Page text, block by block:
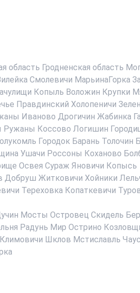
область Гродненская область
Смолевичи МарьинаГорка
Копыль Воложин Крупки
Правдинский Холопеничи
Иваново Дрогичин Жабинка
Ружаны Коссово Логишин
Городок Барань Толочин
Ушачи Россоны Коханово
Освея Сураж Яновичи Копысь
Добруш Житковичи Хойники
Тереховка Копаткевичи
Мосты Островец Скидель
Радунь Мир Острино
Климовичи Шклов Мстиславль